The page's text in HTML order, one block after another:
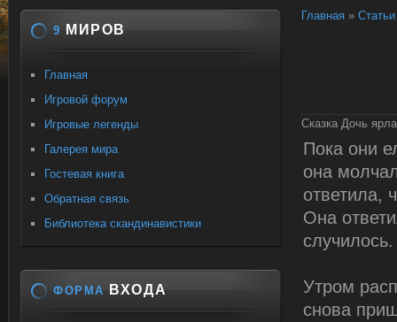
Главная » Статьи
Сказка Дочь
Пока они
она
ответила,
Она
Утром
снова
9 МИРОВ
Главная
Игровой форум
Игровые легенды
Галерея мира
Гостевая книга
Обратная связь
Библиотека скандинавистики
ФОРМА ВХОДА